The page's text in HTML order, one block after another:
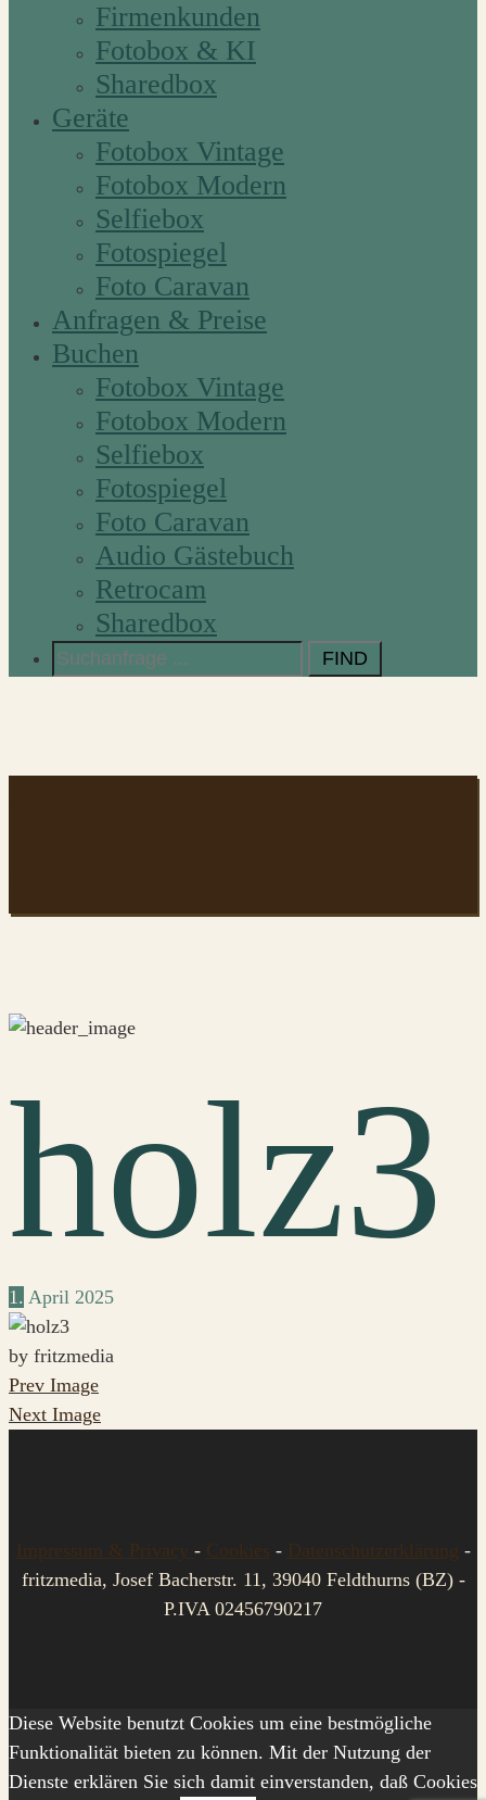
Firmenkunden
Fotobox & KI
Sharedbox
Geräte
Fotobox Vintage
Fotobox Modern
Selfiebox
Fotospiegel
Foto Caravan
Anfragen & Preise
Buchen
Fotobox Vintage
Fotobox Modern
Selfiebox
Fotospiegel
Foto Caravan
Audio Gästebuch
Retrocam
Sharedbox
Search
for:
holz3
1. April 2025
by fritzmedia
Prev Image
Next Image
Impressum & Privacy - Cookies - Datenschutzerklärung -
fritzmedia, Josef Bacherstr. 11, 39040 Feldthurns (BZ) -
P.IVA 02456790217
Diese Website benutzt Cookies um eine bestmögliche
Funktionalität bieten zu können. Mit der Nutzung der
Dienste erklären Sie sich damit einverstanden, daß Cookies